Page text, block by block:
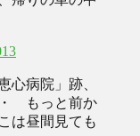
心病院」跡、
・ もっと前か
は昼間見ても